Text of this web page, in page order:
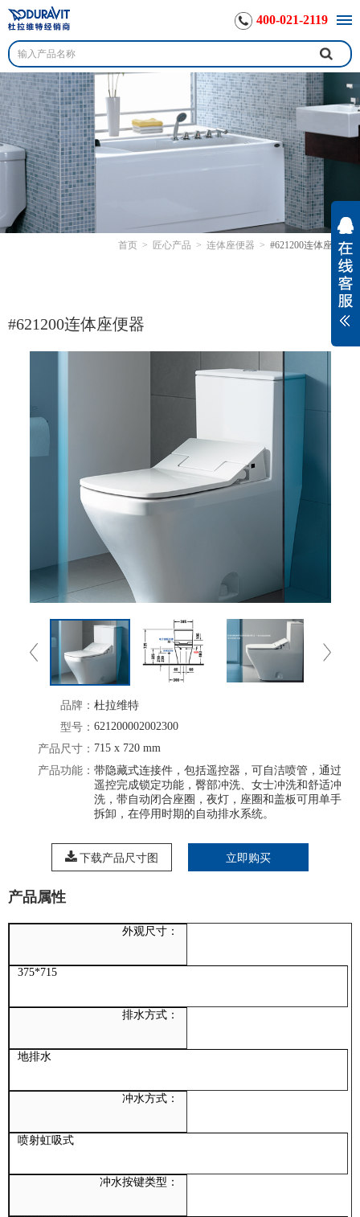
400-021-2119
首页 > 匠心产品 > 连体座便器 > #621200连体座便器
#621200连体座便器
品牌： 杜拉维特
型号： 621200002002300
产品尺寸： 715 x 720 mm
产品功能： 带隐藏式连接件，包括遥控器，可自洁喷管，通过
遥控完成锁定功能，臀部冲洗、女士冲洗和舒适冲
洗，带自动闭合座圈，夜灯，座圈和盖板可用单手
拆卸，在停用时期的自动排水系统。
下载产品尺寸图 立即购买
产品属性
外观尺寸：
375*715
排水方式：
地排水
冲水方式：
喷射虹吸式
冲水按键类型：